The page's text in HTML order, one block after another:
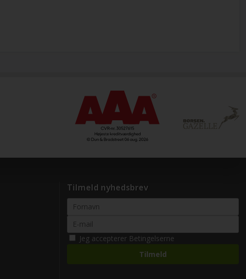
Tilmeld nyhedsbrev
Jeg accepterer Betingelserne